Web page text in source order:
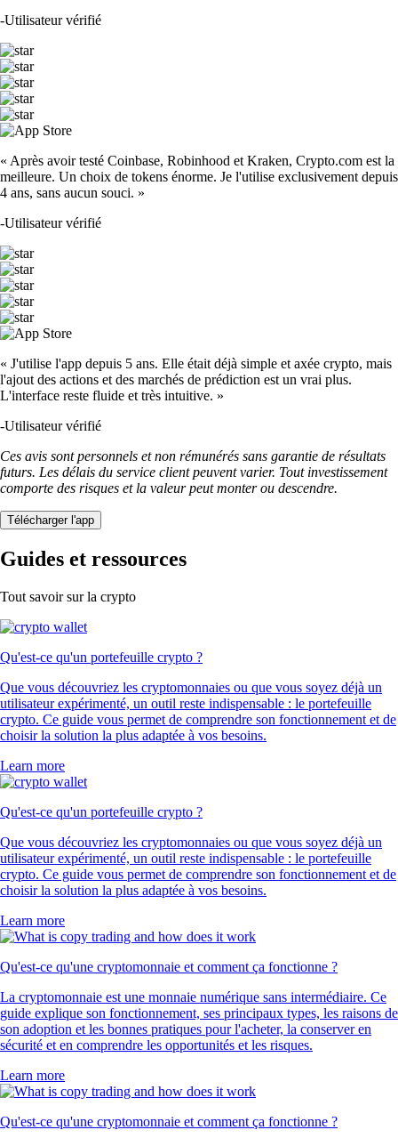
-Utilisateur vérifié
« Après avoir testé Coinbase, Robinhood et Kraken, Crypto.com est la
meilleure. Un choix de tokens énorme. Je l'utilise exclusivement depuis
4 ans, sans aucun souci. »
-Utilisateur vérifié
« J'utilise l'app depuis 5 ans. Elle était déjà simple et axée crypto, mais
l'ajout des actions et des marchés de prédiction est un vrai plus.
L'interface reste fluide et très intuitive. »
-Utilisateur vérifié
Ces avis sont personnels et non rémunérés sans garantie de résultats
futurs. Les délais du service client peuvent varier. Tout investissement
comporte des risques et la valeur peut monter ou descendre.
Télécharger l'app
Guides et ressources
Tout savoir sur la crypto
Qu'est-ce qu'un portefeuille crypto ?
Que vous découvriez les cryptomonnaies ou que vous soyez déjà un
utilisateur expérimenté, un outil reste indispensable : le portefeuille
crypto. Ce guide vous permet de comprendre son fonctionnement et de
choisir la solution la plus adaptée à vos besoins.
Learn more
Qu'est-ce qu'un portefeuille crypto ?
Que vous découvriez les cryptomonnaies ou que vous soyez déjà un
utilisateur expérimenté, un outil reste indispensable : le portefeuille
crypto. Ce guide vous permet de comprendre son fonctionnement et de
choisir la solution la plus adaptée à vos besoins.
Learn more
Qu'est-ce qu'une cryptomonnaie et comment ça fonctionne ?
La cryptomonnaie est une monnaie numérique sans intermédiaire. Ce
guide explique son fonctionnement, ses principaux types, les raisons de
son adoption et les bonnes pratiques pour l'acheter, la conserver en
sécurité et en comprendre les opportunités et les risques.
Learn more
Qu'est-ce qu'une cryptomonnaie et comment ça fonctionne ?